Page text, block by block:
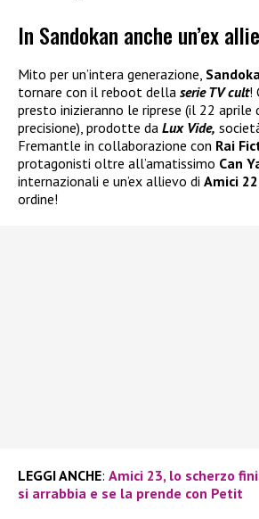
In Sandokan anche un’ex
Mito per un’intera generazione,
tornare con il reboot della serie TV cult!
presto inizieranno le riprese (il 22 aprile
precisione), prodotte da Lux Vide,
Fremantle in collaborazione con Rai
protagonisti oltre all’amatissimo Can
internazionali e un’ex allievo di Amici
ordine!
LEGGI ANCHE: Amici 23, lo scherzo
si arrabbia e se la prende con Petit